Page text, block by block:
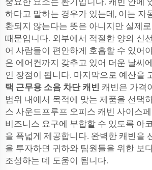
하다고 말하는 경우가 있는데, 이는 자
환되지 않는다는 뜻은 아니지만 실제
때문입니다. 외부에서 적절한 양의 신
어 사람들이 편안하게 호흡할 수 있어
은 에어컨까지 갖추고 있어 더운 날씨
인 장점이 됩니다. 마지막으로 예산을
택 근무용 소음 차단 캐빈 캐빈은 가격
범위 내에서 목적에 맞는 제품을 선택
스 사운드프루프 오피스 캐빈 사이스
비즈니스 요구에 부합할 수 있도록 아
을 폭넓게 제공합니다. 완벽한 캐빈을
을 투자하면 귀하와 팀원들을 위한 보
조성하는 데 도움이 됩니다.